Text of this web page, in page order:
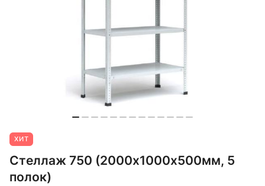
ХИТ
Стеллаж 750 (2000х1000х500мм, 5
полок)